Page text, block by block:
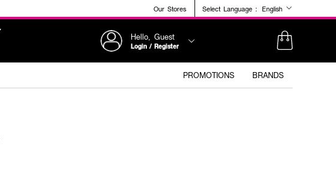
Our Stores Select Language : English
Hello, Guest
Login / Register
PROMOTIONS BRANDS